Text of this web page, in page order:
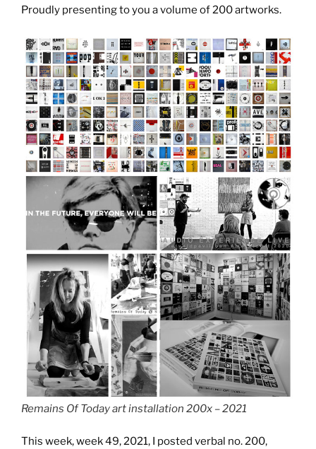
Proudly presenting to you a volume of 200 artworks.
Remains Of Today art installation 200x – 2021
This week, week 49, 2021, I posted verbal no. 200,